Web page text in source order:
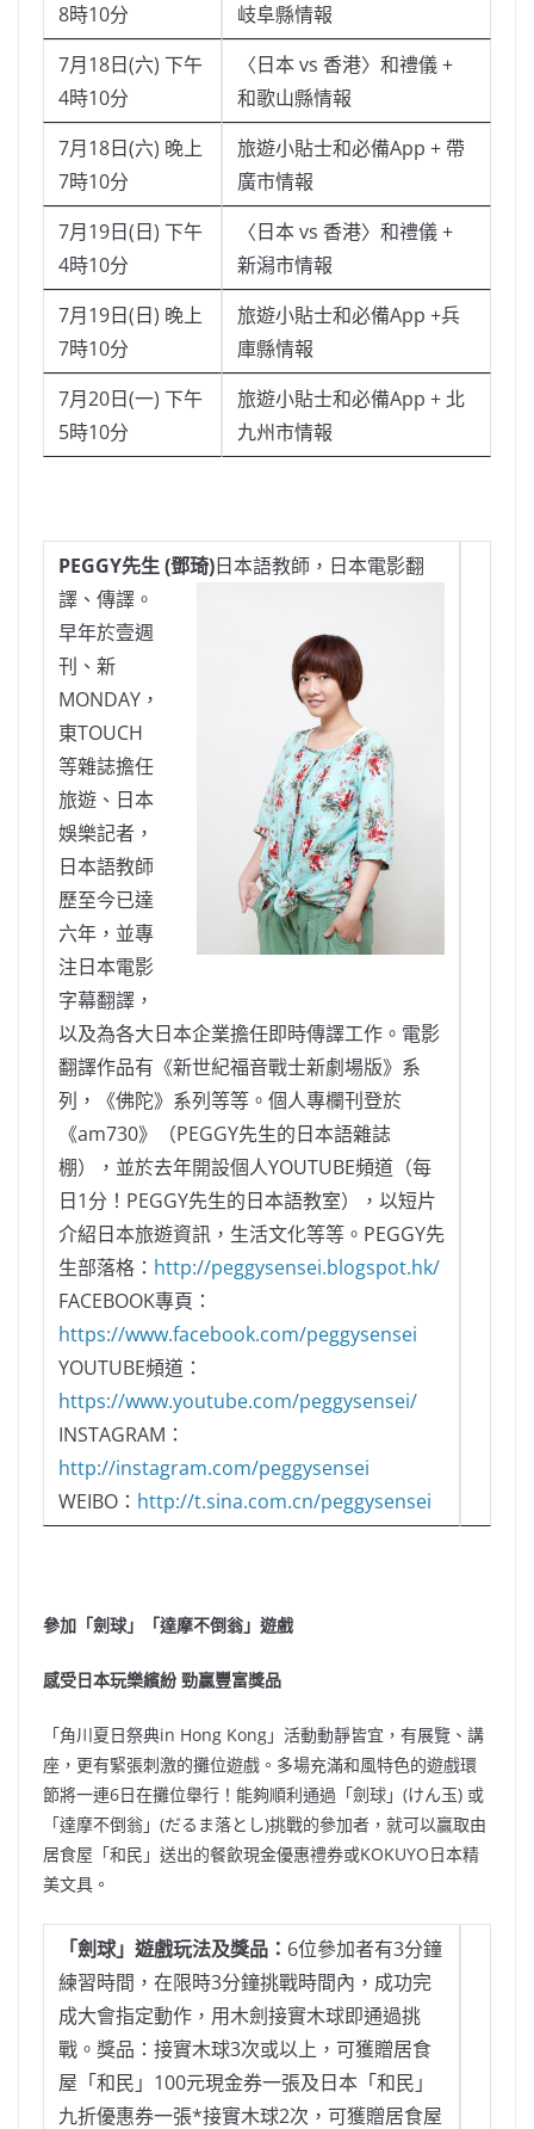
8時10分
岐阜縣情報
7月18日(六) 下午
4時10分
〈日本 vs 香港〉和禮儀 +
和歌山縣情報
7月18日(六) 晚上
7時10分
旅遊小貼士和必備App + 帶
廣市情報
7月19日(日) 下午
4時10分
〈日本 vs 香港〉和禮儀 +
新潟市情報
7月19日(日) 晚上
7時10分
旅遊小貼士和必備App +兵
庫縣情報
7月20日(一) 下午
5時10分
旅遊小貼士和必備App + 北
九州市情報
PEGGY先生 (鄧琦)日本語教師，日本電影翻
譯、傳譯。
早年於壹週
刊、新
MONDAY，
東TOUCH
等雜誌擔任
旅遊、日本
娛樂記者，
日本語教師
歷至今已達
六年，並專
注日本電影
字幕翻譯，
以及為各大日本企業擔任即時傳譯工作。電影
翻譯作品有《新世紀福音戰士新劇場版》系
列，《佛陀》系列等等。個人專欄刊登於
《am730》（PEGGY先生的日本語雜誌
棚），並於去年開設個人YOUTUBE頻道（每
日1分！PEGGY先生的日本語教室），以短片
介紹日本旅遊資訊，生活文化等等。PEGGY先
生部落格： http://peggysensei.blogspot.hk/
FACEBOOK專頁：
https://www.facebook.com/peggysensei
YOUTUBE頻道：
https://www.youtube.com/peggysensei/
INSTAGRAM：
http://instagram.com/peggysensei
WEIBO： http://t.sina.com.cn/peggysensei
參加「劍球」「達摩不倒翁」遊戲
感受日本玩樂繽紛 勁贏豐富獎品
「角川夏日祭典in Hong Kong」活動動靜皆宜，有展覽、講
座，更有緊張刺激的攤位遊戲。多場充滿和風特色的遊戲環
節將一連6日在攤位舉行！能夠順利通過「劍球」(けん玉) 或
「達摩不倒翁」(だるま落とし)挑戰的參加者，就可以贏取由
居食屋「和民」送出的餐飲現金優惠禮券或KOKUYO日本精
美文具。
「劍球」遊戲玩法及獎品： 6位參加者有3分鐘
練習時間，在限時3分鐘挑戰時間內，成功完
成大會指定動作，用木劍接實木球即通過挑
戰。獎品：接實木球3次或以上，可獲贈居食
屋「和民」100元現金券一張及日本「和民」
九折優惠券一張*接實木球2次，可獲贈居食屋